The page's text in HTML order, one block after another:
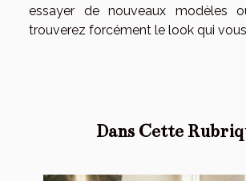
essayer de nouveaux modèles
trouverez forcément le look qui
Dans Cette